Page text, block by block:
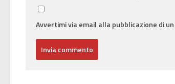
Avvertimi via email alla pubblicazione di